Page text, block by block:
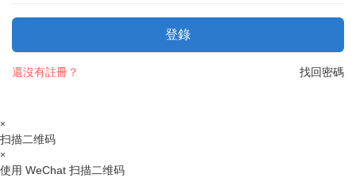
登錄
找回密碼
還沒有註冊？
×
扫描二维码
×
使用 WeChat 扫描二维码